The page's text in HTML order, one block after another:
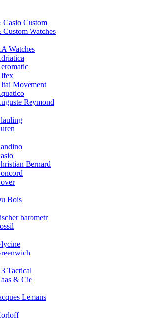
Casio Custom
Custom Watches
Watches
Movement
Reymond
Bernard
Bois
barometr
Tactical
& Cie
Lemans